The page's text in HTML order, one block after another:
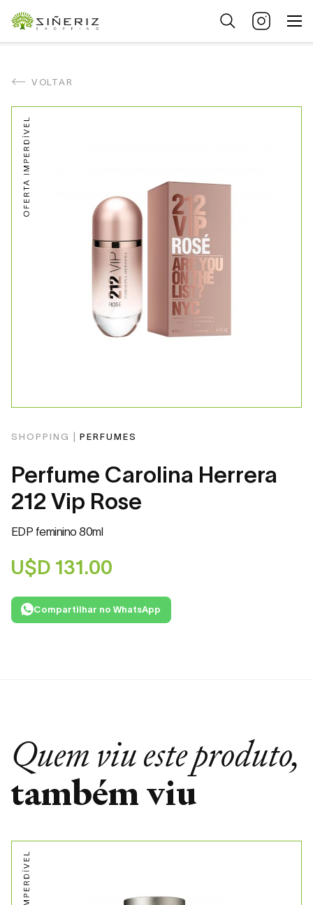
VOLTAR
SHOPPING | PERFUMES
Perfume Carolina Herrera
212 Vip Rose
EDP feminino 80ml
U$D 131.00
Compartilhar no WhatsApp
Quem viu este produto,
também viu